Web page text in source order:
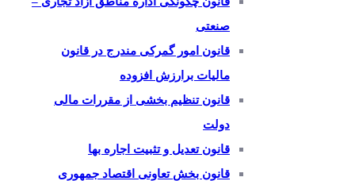
صنعتی
قانون امور گمرکی مندرج در قانون
مالیات برارزش افزوده
قانون تنظیم بخشی از مقررات مالی
دولت
قانون تعدیل و تثبیت اجاره بها
قانون بخش تعاونی اقتصاد جمهوری